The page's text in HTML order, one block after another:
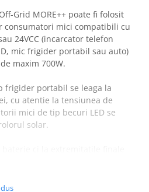
Grid MORE++ poate fi folosit
consumatori mici compatibili cu
24VCC (incarcator telefon
mic frigider portabil sau auto)
maxim 700W.
frigider portabil se leaga la
cu atentie la tensiunea de
mici de tip becuri LED se
solar.
cunostinte minime in domeniul